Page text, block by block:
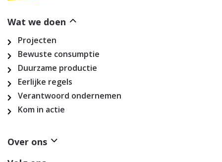
Wat we doen
Projecten
Bewuste consumptie
Duurzame productie
Eerlijke regels
Verantwoord ondernemen
Kom in actie
Over ons